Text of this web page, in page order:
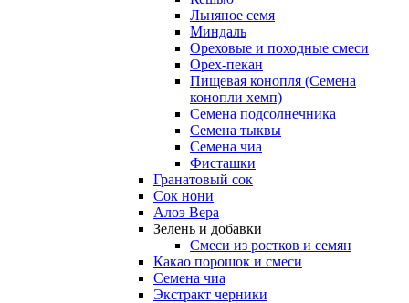
Льняное семя
Миндаль
Ореховые и походные смеси
Орех-пекан
Пищевая конопля (Семена
конопли хемп)
Семена подсолнечника
Семена тыквы
Семена чиа
Фисташки
Гранатовый сок
Сок нони
Алоэ Вера
Зелень и добавки
Смеси из ростков и семян
Какао порошок и смеси
Семена чиа
Экстракт черники